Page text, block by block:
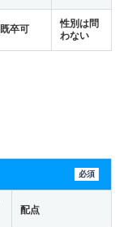
既卒可
性別は問
わない
必須
配点